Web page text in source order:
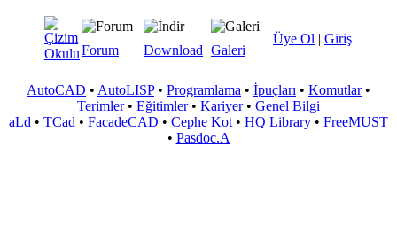
Üye Ol | Giriş
Forum Download Galeri
AutoCAD • AutoLISP• Programlama • İpuçları • Komutlar•
Terimler• Eğitimler• Kariyer• Genel Bilgi
aLd • TCad • FacadeCAD • Cephe Kot • HQ Library • FreeMUST
• Pasdoc.A